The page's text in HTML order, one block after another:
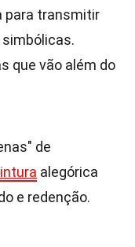
para transmitir
que vão além do
de
alegórica
e redenção.